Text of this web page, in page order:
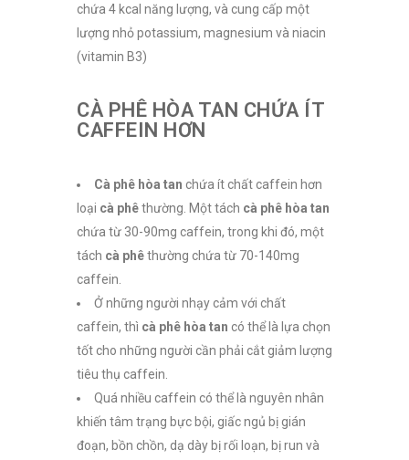
chứa 4 kcal năng lượng, và cung cấp một
lượng nhỏ potassium, magnesium và niacin
(vitamin B3)
CÀ PHÊ HÒA TAN CHỨA ÍT
CAFFEIN HƠN
Cà phê hòa tan chứa ít chất caffein hơn
loại cà phêthường. Một tách cà phê hòa tan
chứa từ 30-90mg caffein, trong khi đó, một
tách cà phêthường chứa từ 70-140mg
caffein.
Ở những người nhạy cảm với chất
caffein, thì cà phê hòa tan có thể là lựa chọn
tốt cho những người cần phải cắt giảm lượng
tiêu thụ caffein.
Quá nhiều caffein có thể là nguyên nhân
khiến tâm trạng bực bội, giấc ngủ bị gián
đoạn, bồn chồn, dạ dày bị rối loạn, bị run và